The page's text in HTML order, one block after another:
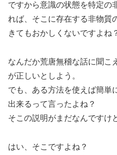
ですから意識の状態を特定の
れば、そこに存在する非物質
きてもおかしくないですよね
なんだか荒唐無稽な話に聞こ
が正しいとしよう。
でも、ある方法を使えば簡単
出来るって言ったよね？
そこの説明がまだなんですけ
はい、そこですよね？